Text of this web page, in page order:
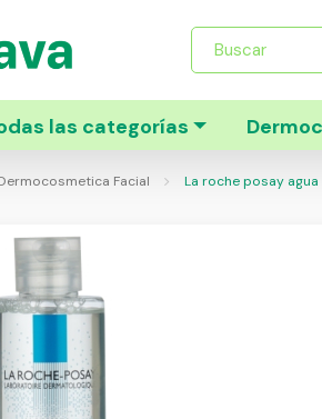
Búsqueda
productos
las categorías
Facial La roche posay